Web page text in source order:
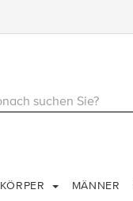
KÖRPER MÄNNER